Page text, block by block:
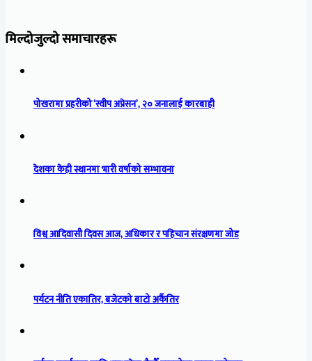
मिल्दोजुल्दो समाचारहरू
पोखरामा प्रहरीको ‘स्वीप अप्रेसन’, २० जनालाई कारबाही
देशका केही स्थानमा भारी वर्षाको सम्भावना
विश्व आदिवासी दिवस आज, अधिकार र पहिचान संरक्षणमा जोड
पर्यटन नीति एकातिर, बजेटको बाटो अर्कैतिर